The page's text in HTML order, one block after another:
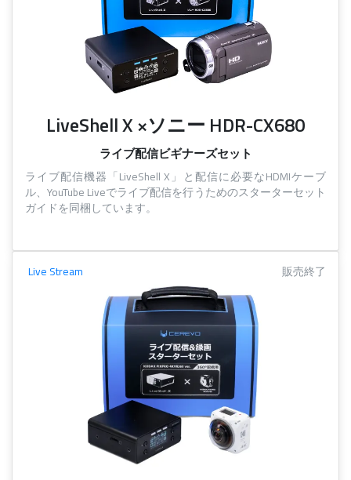
LiveShell X ×ソニー HDR-CX680
ライブ配信ビギナーズセット
ライブ配信機器「LiveShell X」と配信に必要なHDMIケーブ
ル、YouTube Liveでライブ配信を行うためのスターターセット
ガイドを同梱しています。
Live Stream 販売終了